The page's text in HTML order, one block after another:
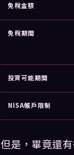
免稅金額
免稅期間
投資可能期間
NISA帳戶限制
但是，畢竟還